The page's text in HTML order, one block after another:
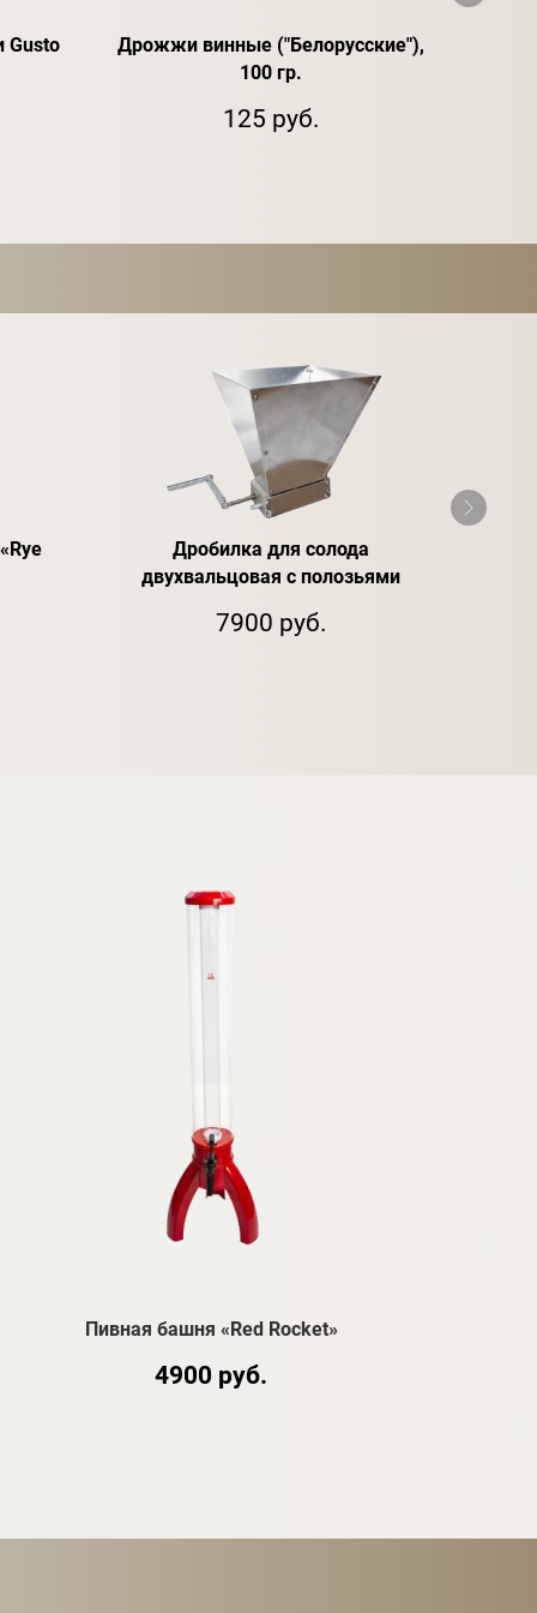
Gusto
Дрожжи винные ("Белорусские"),
100 гр.
125 руб.
Дробилка для солода
двухвальцовая с полозьями
7900 руб.
Пивная башня «Red Rocket»
4900 руб.